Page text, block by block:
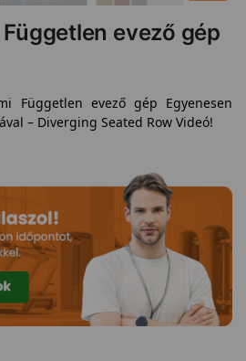
evező gép
Független evező gép Egyenesen
– Diverging Seated Row Videó!